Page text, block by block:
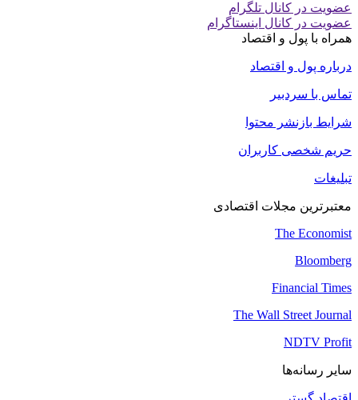
عضویت در کانال تلگرام
عضویت در کانال اینستاگرام
همراه با پول و اقتصاد
درباره پول و اقتصاد
تماس با سردبیر
شرایط بازنشر محتوا
حریم شخصی کاربران
تبلیغات
معتبرترین مجلات اقتصادی
The Economist
Bloomberg
Financial Times
The Wall Street Journal
NDTV Profit
سایر رسانه‌ها